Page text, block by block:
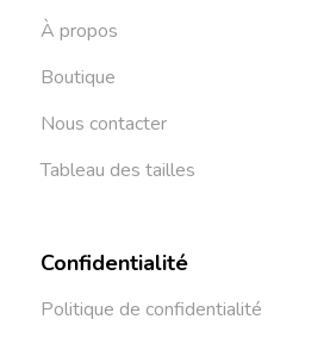
À propos
Boutique
Nous contacter
Tableau des tailles
Confidentialité
Politique de confidentialité